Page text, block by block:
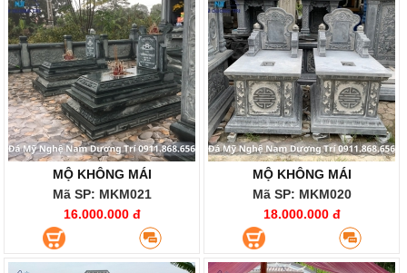
MỘ KHÔNG MÁI
Mã SP: MKM021
16.000.000 đ
MỘ KHÔNG MÁI
Mã SP: MKM020
18.000.000 đ